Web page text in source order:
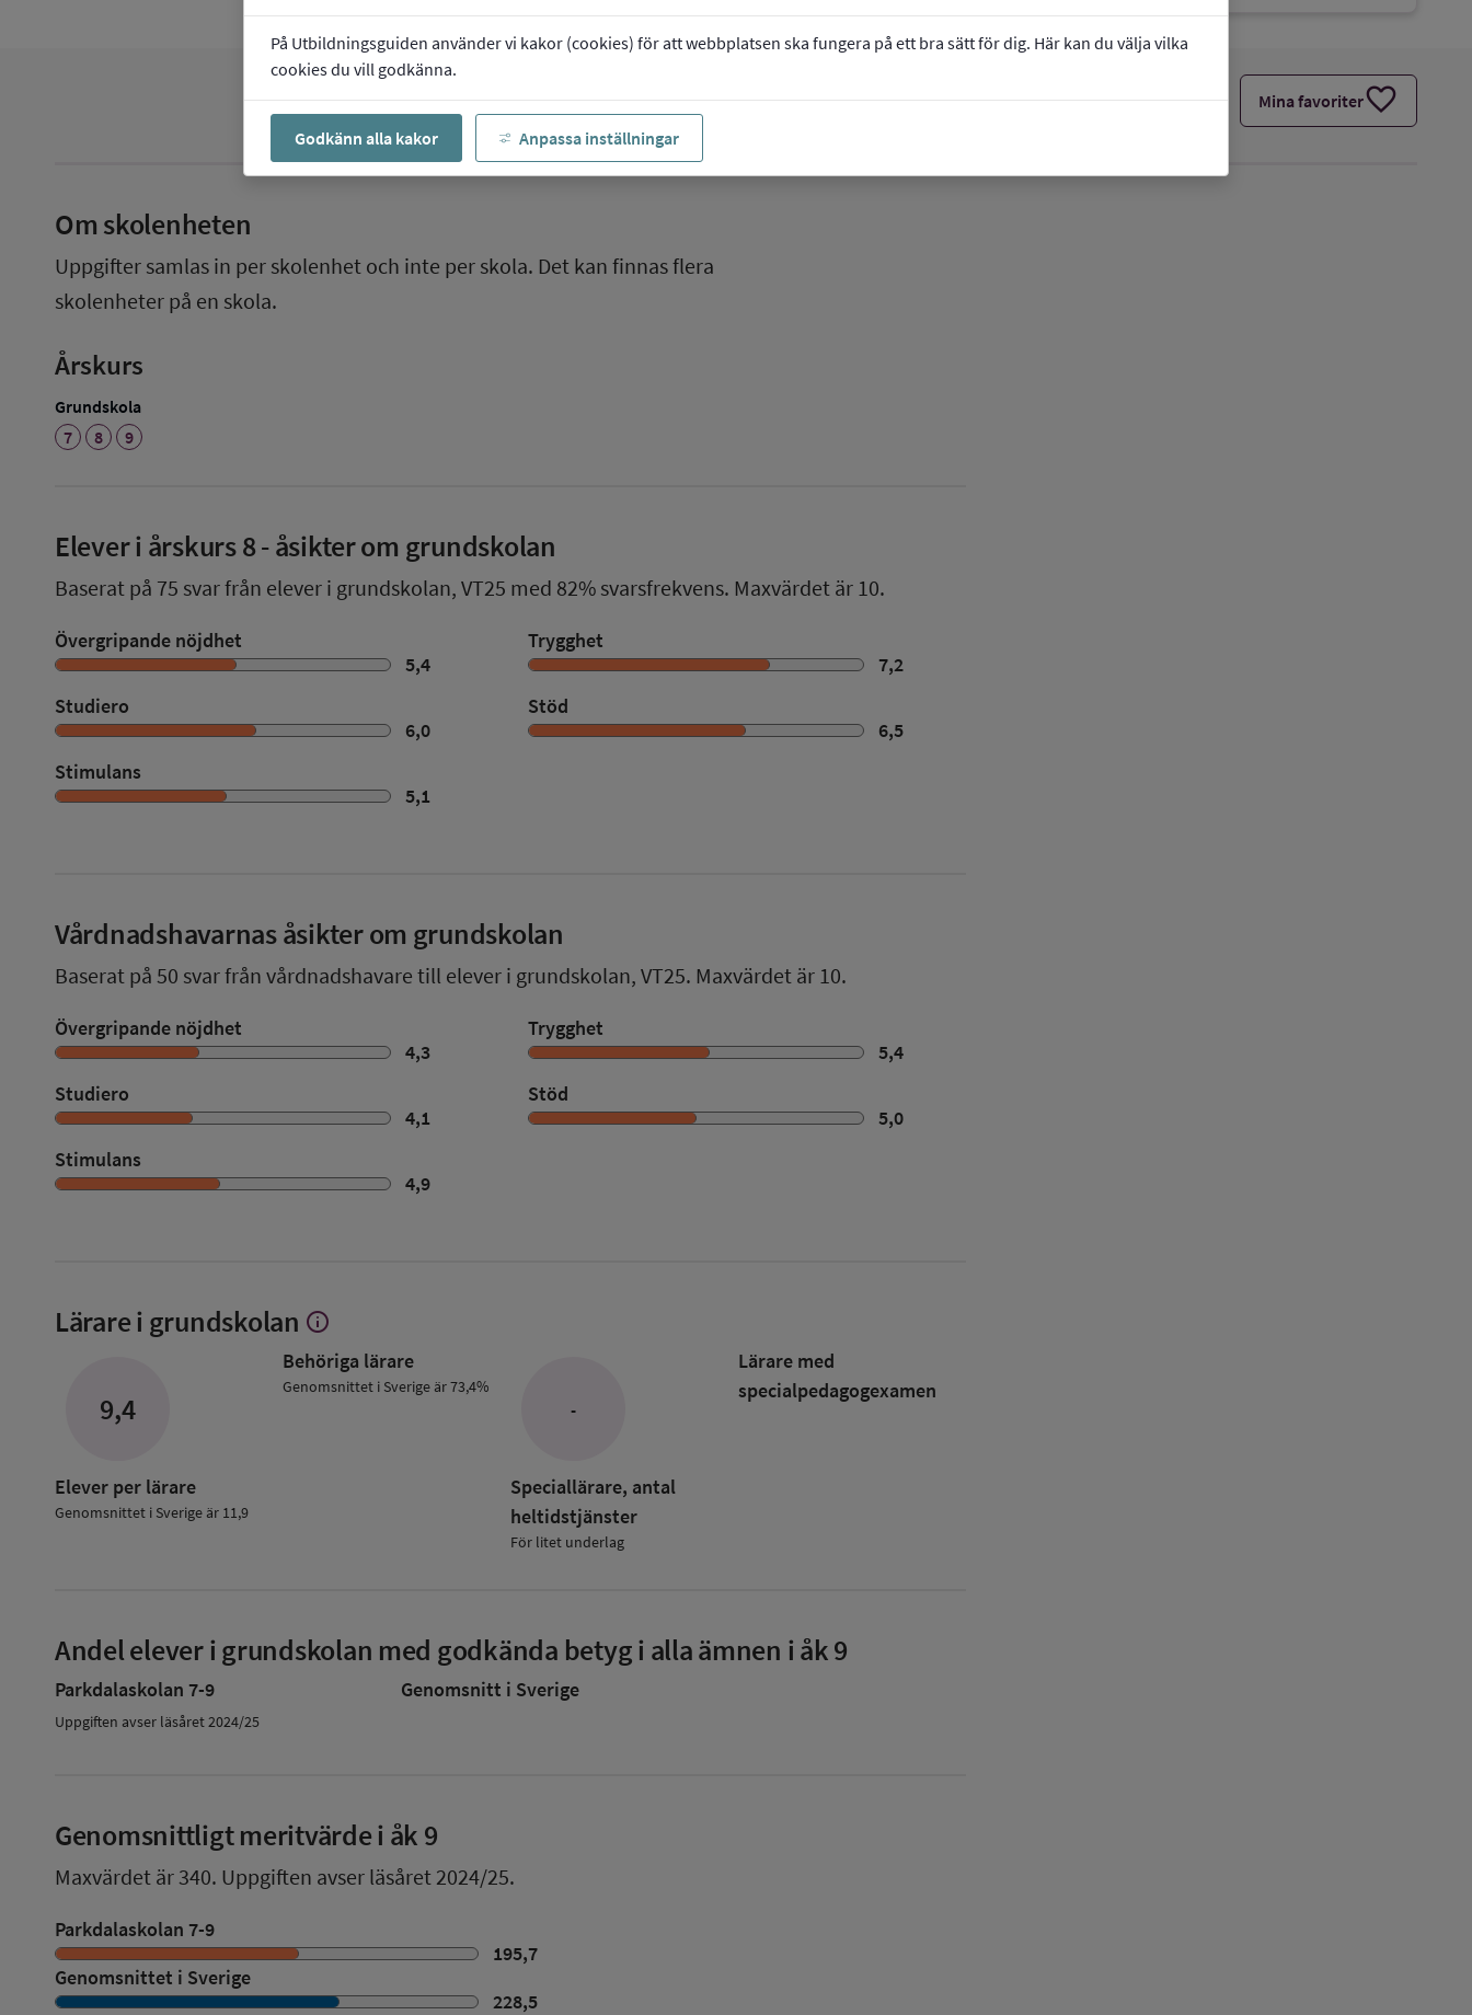
På Utbildningsguiden använder vi kakor (cookies) för att webbplatsen ska fungera på ett bra sätt för dig. Här kan du välja vilka
cookies du vill godkänna.
Godkänn alla kakor Anpassa inställningar
Mina favoriterfavorite
Om skolenheten
Uppgifter samlas in per skolenhet och inte per skola. Det kan finnas flera
skolenheter på en skola.
Årskurs
Grundskola
7
8 9
Elever i årskurs 8- åsikter om grundskolan
Baserat på 75 svar från elever i grundskolan, VT25 med 82% svarsfrekvens. Maxvärdet är 10.
Övergripande nöjdhet
5,4
Trygghet
7,2
Studiero
6,0
Stöd
6,5
Stimulans
5,1
Vårdnadshavarnas åsikter om grundskolan
Baserat på 50 svar från vårdnadshavare till elever i grundskolan, VT25. Maxvärdet är 10.
Övergripande nöjdhet
4,3
Trygghet
5,4
Studiero
4,1
Stöd
5,0
Stimulans
4,9
Lärare i grundskolan Visa
om
Lärare
info
9,4
Elever per lärare
Genomsnittet i Sverige är 11,9
Behöriga lärare
Genomsnittet i Sverige är 73,4%
-
Speciallärare, antal
heltidstjänster
För litet underlag
Lärare med
specialpedagog­examen
Andel elever i grundskolan med godkända betyg i alla ämnen i åk 9
Parkdalaskolan 7-9 Genomsnitt i Sverige
Uppgiften avser läsåret 2024/25
Genomsnittligt meritvärde i åk 9
Maxvärdet är 340. Uppgiften avser läsåret 2024/25.
Parkdalaskolan 7-9
195,7
Genomsnittet i Sverige
228,5